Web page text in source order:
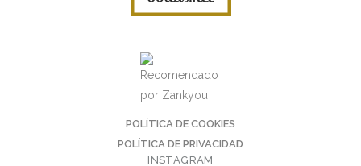
POLÍTICA DE COOKIES
POLÍTICA DE PRIVACIDAD
INSTAGRAM